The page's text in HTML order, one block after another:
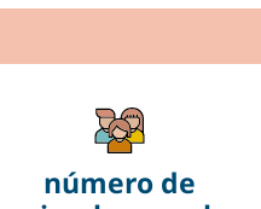
número de